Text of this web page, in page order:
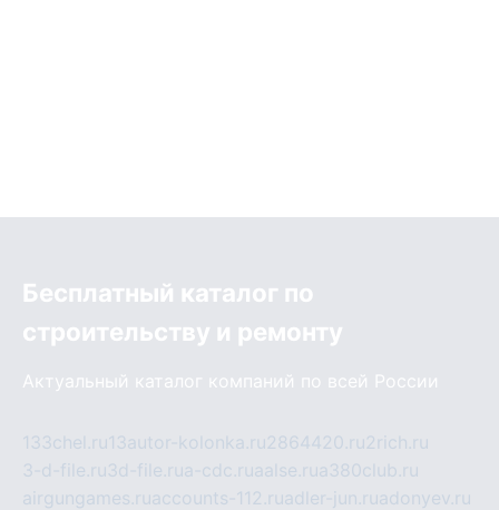
Бесплатный каталог по
строительству и ремонту
Актуальный каталог компаний по всей России
133chel.ru13autor-kolonka.ru2864420.ru2rich.ru
3-d-file.ru3d-file.rua-cdc.ruaalse.rua380club.ru
airgungames.ruaccounts-112.ruadler-jun.ruadonyev.ru